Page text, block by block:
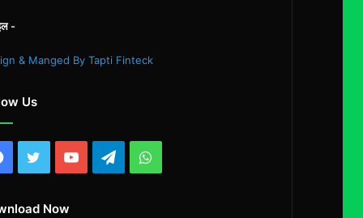
-
& Manged By Tapti Finteck
Us
Facebook
TwitterYouTubeTelegramWhatsApp
Now